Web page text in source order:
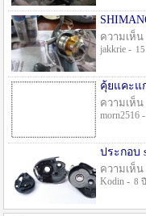
ความเห็น
jakkrie -
คุ้ยแคะแ
ความเห็น
morn2516 -
ความเห็น
Kodin - 8 ปี